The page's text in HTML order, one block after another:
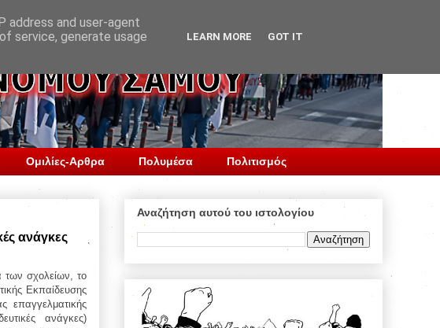
Ομιλίες-Αρθρα Πολυμέσα Πολιτισμός
ανάγκες
των σχολείων, το
Εκπαίδευσης
επαγγελματικής
ανάγκες)
Αναζήτηση αυτού του ιστολογίου
address and user-agent
service, generate usage
LEARN MORE GOT IT